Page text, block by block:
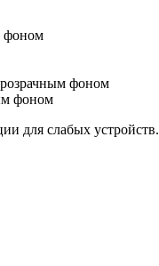
фоном
фоном
фоном
для слабых устройств.